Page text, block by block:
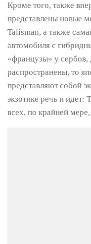
Кроме того, также
представлены новые
Talisman, а также
автомобиля с
«французы» у сербов,
распространены, то
представляют собой
экзотике речь и
всех, по крайней мере,